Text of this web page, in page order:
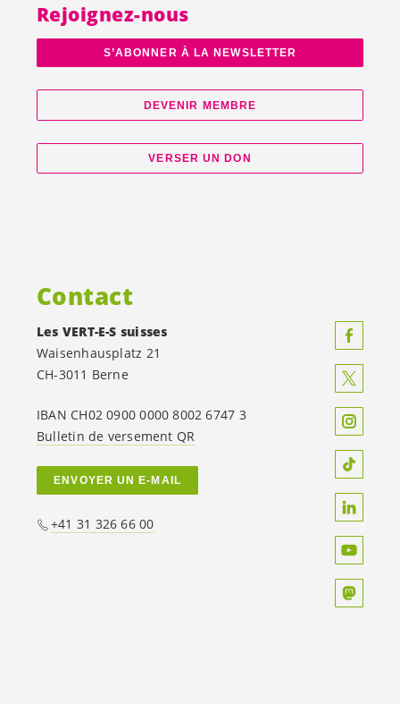
Rejoignez-nous
S’ABONNER À LA NEWSLETTER
DEVENIR MEMBRE
VERSER UN DON
Contact
Les VERT-E-S suisses
Waisenhausplatz 21
CH-3011 Berne
IBAN CH02 0900 0000 8002 6747 3
Bulletin de versement QR
ENVOYER UN E-MAIL
+41 31 326 66 00